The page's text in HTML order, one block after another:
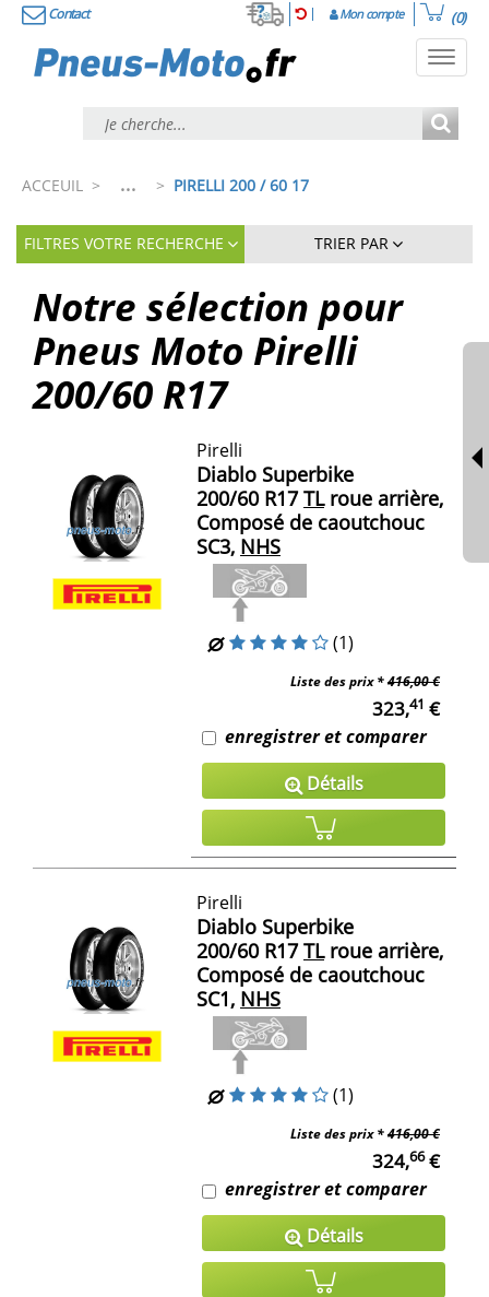
Contact Mon compte (0)
ACCEUIL > ... > PIRELLI 200 / 60 17
FILTRES VOTRE RECHERCHE TRIER PAR
Notre sélection pour
Pneus Moto Pirelli
200/60 R17
Pirelli
Diablo Superbike
200/60 R17 TLroue arrière,
Composé de caoutchouc
SC3, NHS
(1)
Liste des prix *416,00 €
323,41 €
enregistrer et comparer
Détails
Pirelli
Diablo Superbike
200/60 R17 TLroue arrière,
Composé de caoutchouc
SC1, NHS
(1)
Liste des prix *416,00 €
324,66€
enregistrer et comparer
Détails